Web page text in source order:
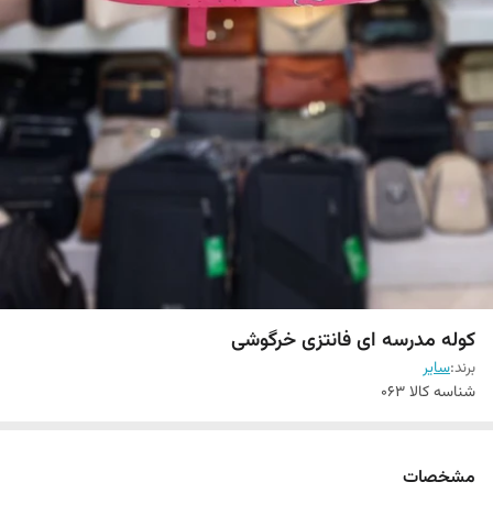
کوله مدرسه ای فانتزی خرگوشی
برند:سایر
شناسه کالا063
مشخصات